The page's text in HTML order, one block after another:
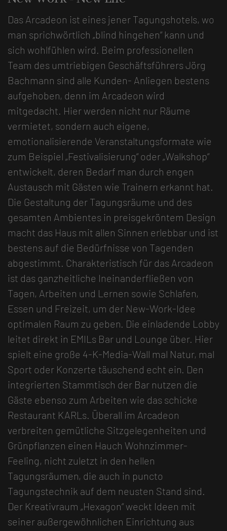
Das Arcadeon ist eines jener Tagungshotels, wo
man sprichwörtlich „blind hingehen“ kann und
sich wohlfühlen wird. Beim professionellen
Team des umtriebigen Geschäftsführers Jörg
Bachmann sind alle Kunden- Anliegen bestens
aufgehoben, denn im Arcadeon wird
mitgedacht. Hier werden nicht nur Räume
vermietet, sondern auch eigene,
emotionalisierende Veranstaltungsformate wie
zum Beispiel „Festivalisierung“ oder „Walkshop“
entwickelt, deren Bedarf man durch engen
Austausch mit Gästen wie Trainern erkannt hat.
Die Gestaltung der Tagungsräume und des
gesamten Ambientes in preisgekröntem Design
macht das Haus mit allen Sinnen erlebbar und ist
bestens auf die Bedürfnisse von Tagenden
abgestimmt. Charakteristisch für das Arcadeon
ist das ganzheitliche Ineinanderfließen von
Tagen, Arbeiten und Lernen sowie Schlafen,
Essen und Freizeit, um der New-Work-Idee
optimalen Raum zu geben. Die einladende Lobby
leitet direkt in EMILs Bar und Lounge über. Hier
spielt eine große 4-K-Media-Wall mal Natur, mal
Sport oder Konzerte täuschend echt ein. Den
integrierten Stammtisch der Bar nutzen die
Gäste ebenso zum Arbeiten wie das schicke
Restaurant KARLs. Überall im Arcadeon
verbreiten gemütliche Sitzgelegenheiten und
Grünpflanzen einen Hauch Wohnzimmer-
Feeling, nicht zuletzt in den hellen
Tagungsräumen, die auch in puncto
Tagungstechnik auf dem neusten Stand sind.
Der Kreativraum „Hexagon“ weckt Ideen mit
seiner außergewöhnlichen Einrichtung aus